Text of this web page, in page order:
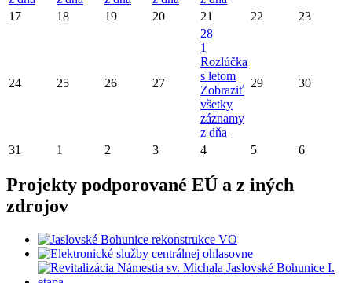
17 18 19 20 21 22 23
24 25 26 27
28
1
Rozlúčka
s letom
Zobraziť
všetky
záznamy
z dňa
29 30
31 1 2 3 4 5 6
Projekty podporované EÚ a z iných
zdrojov